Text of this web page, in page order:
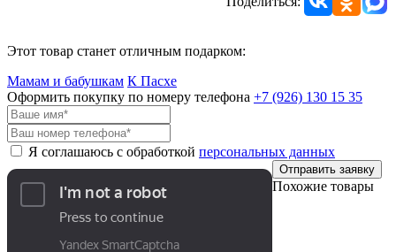
Этот товар станет отличным подарком:
Мамам и бабушкам К Пасхе
Оформить покупку по номеру телефона +7 (926) 130 15 35
Я соглашаюсь с обработкой персональных данных
Отправить заявку
Похожие товары